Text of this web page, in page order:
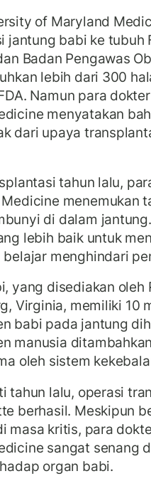
of Maryland
jantung babi ke tubuh
Badan Pengawas
lebih dari 300
Namun para
menyatakan
dari upaya
tahun lalu,
menemukan
di dalam
lebih baik untuk
belajar menghindari
yang disediakan oleh
Virginia, memiliki 10
babi pada jantung
manusia
oleh sistem
tahun lalu, operasi
berhasil. Meskipun
masa kritis, para
sangat senang
organ babi.